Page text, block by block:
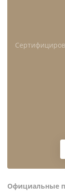
Официальные